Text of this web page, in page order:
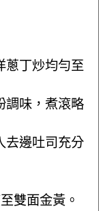
蔥丁炒均勻至
調味，煮滾略
去邊吐司充分
雙面金黃。